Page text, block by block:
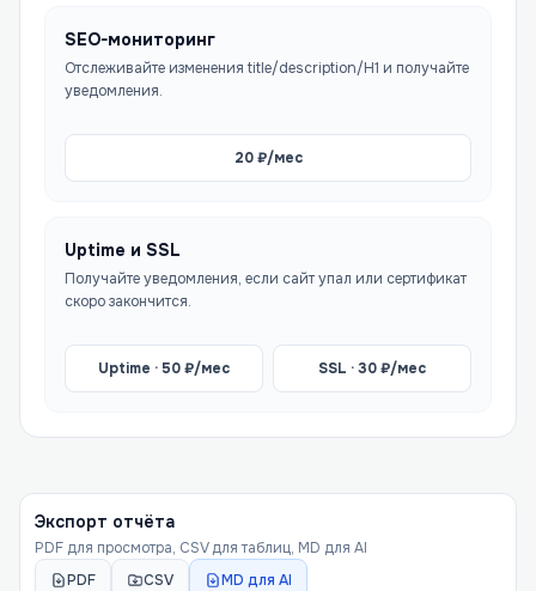
SEO-мониторинг
Отслеживайте изменения title/description/H1 и получайте
уведомления.
20₽/мес
Uptime и SSL
Получайте уведомления, если сайт упал или сертификат
скоро закончится.
Uptime ·50₽/мес SSL ·30₽/мес
Экспорт отчёта
PDF для просмотра, CSV для таблиц, MD для AI
PDF
CSV MD для AI